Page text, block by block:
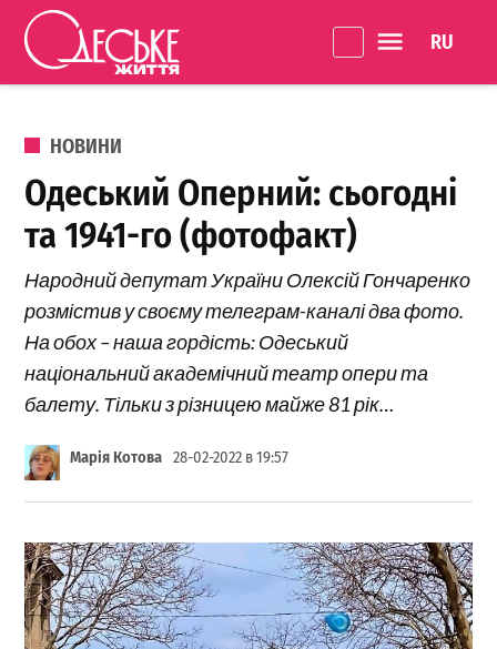
Перейти до вмісту
Життя
ОПУБЛІКОВАНО В
НОВИНИ
Одеський Оперний: сьогодні
та 1941-го (фотофакт)
Народний депутат України Олексій Гончаренко
розмістив у своєму телеграм-каналі два фото.
На обох – наша гордість: Одеський
національний академічний театр опери та
балету. Тільки з різницею майже 81 рік…
Марія Котова 28-02-2022 в 19:57